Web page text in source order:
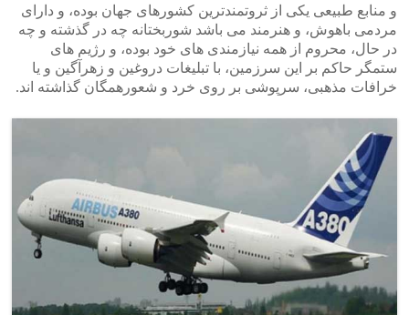
و منابع طبیعی یکی از ثروتمندترین کشورهای جهان بوده، و دارای
مردمی باهوش، و هنرمند می باشد شوربختانه چه در گذشته و چه
در حال، محروم از همه نیازمندی های خود بوده، و رژیم های
ستمگر حاکم بر این سرزمین، با تبلیغات دروغین و زهرآگین و یا
خرافات مذهبی، سرپوشی بر روی خرد و شعورهمگان گذاشته اند.